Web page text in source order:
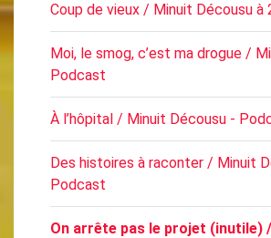
Coup de vieux / Minuit Décousu à
Moi, le smog, c’est ma drogue /
Podcast
À l’hôpital / Minuit Décousu -
Des histoires à raconter / Minuit
Podcast
On arrête pas le projet (inutile)